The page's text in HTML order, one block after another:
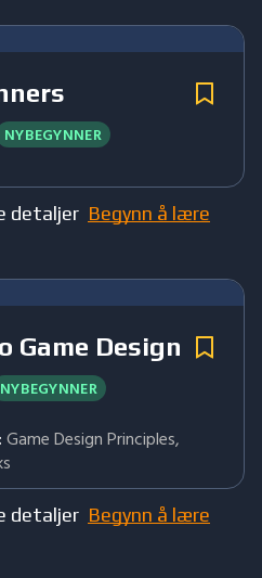
NYBEGYNNER
detaljer Begynn å lære
Design
NYBEGYNNER
Game Design Principles,
detaljer Begynn å lære